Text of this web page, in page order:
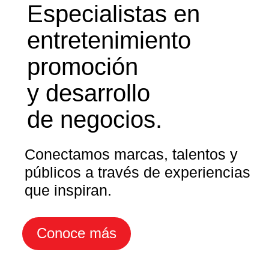
Especialistas en
entretenimiento
promoción
y desarrollo
de negocios.
Conectamos marcas, talentos y
públicos a través de experiencias
que inspiran.
Conoce más